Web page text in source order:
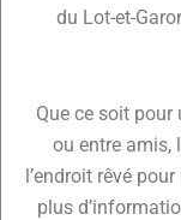
du Lot-et-
Que ce soit
ou entre amis,
l’endroit rêvé
plus